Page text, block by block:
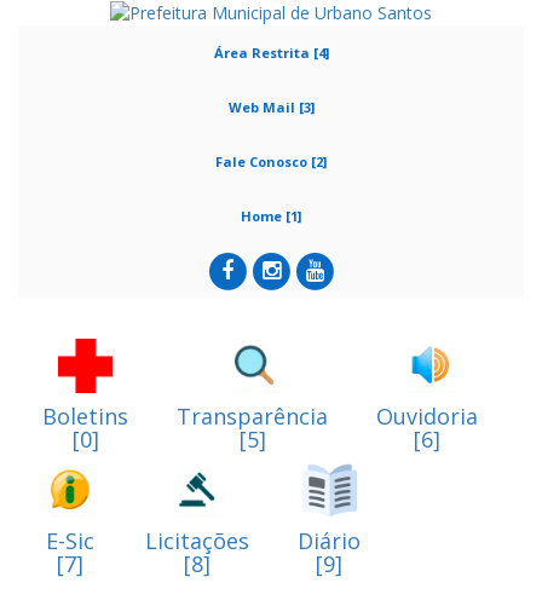
Área Restrita [4]
Web Mail [3]
Fale Conosco [2]
Home [1]
Boletins
[0]
Transparência
[5]
Ouvidoria
[6]
E-Sic
[7]
Licitações
[8]
Diário
[9]